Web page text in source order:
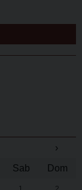
›
Sab Dom